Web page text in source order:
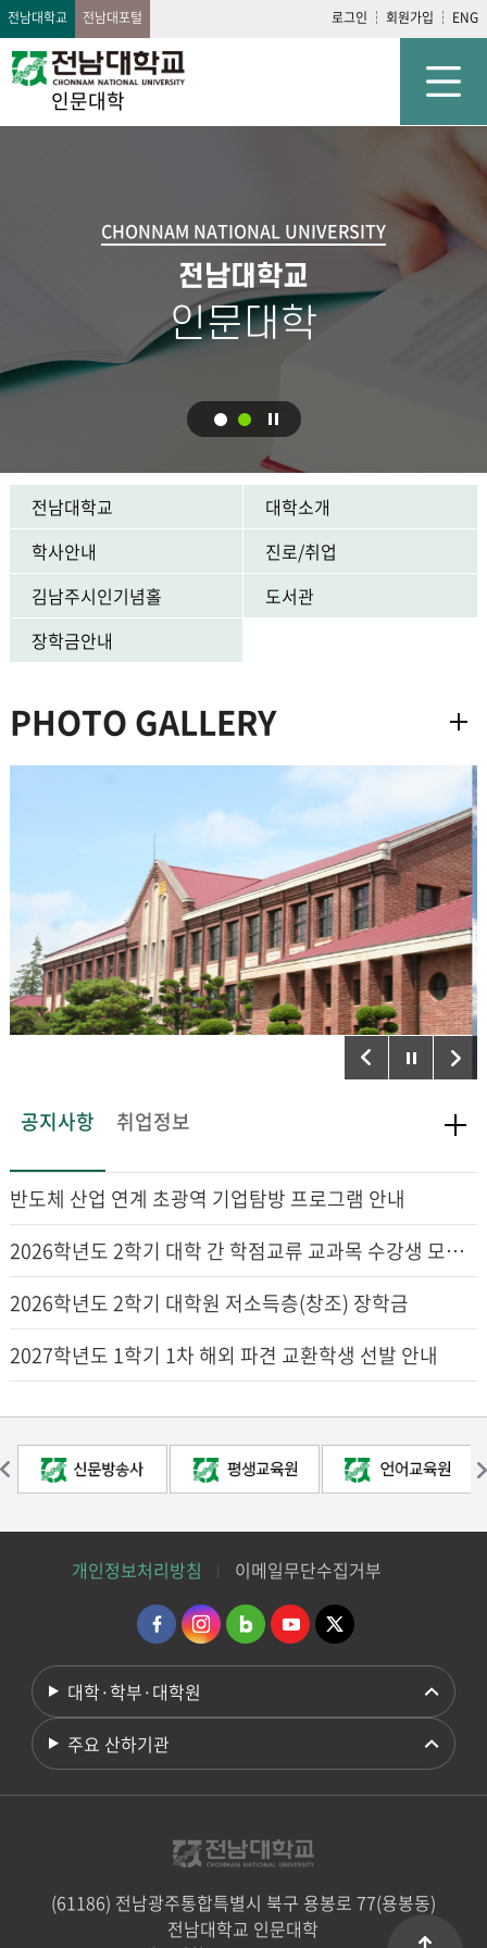
전남대학교 전남대포털 로그인 회원가입 ENG
인문대학
CHONNAM NATIONAL UNIVERSITY
전남대학교
인문대학
전남대학교
대학소개
학사안내
진로/취업
김남주시인기념홀
도서관
장학금안내
PHOTO GALLERY
공지사항
반도체 산업 연계 초광역 기업탐방 프로그램 안내
2026학년도 2학기 대학 간 학점교류 교과목 수강생 모집 안내
2026학년도 2학기 대학원 저소득층(창조) 장학금
2027학년도 1학기 1차 해외 파견 교환학생 선발 안내
취업정보
개인정보처리방침 이메일무단수집거부
대학·학부·대학원
주요 산하기관
(61186) 전남광주통합특별시 북구 용봉로 77(용봉동)
전남대학교 인문대학